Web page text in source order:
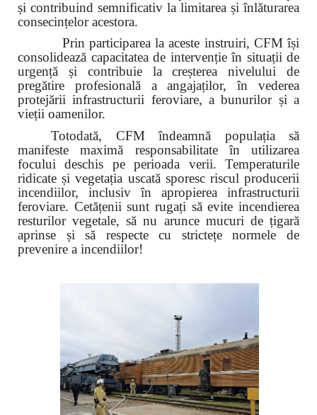
și contribuind semnificativ la limitarea și înlăturarea
consecințelor acestora.
Prin participarea la aceste instruiri, CFM își
consolidează capacitatea de intervenție în situații de
urgență și contribuie la creșterea nivelului de
pregătire profesională a angajaților, în vederea
protejării infrastructurii feroviare, a bunurilor și a
vieții oamenilor.
Totodată, CFM îndeamnă populația să
manifeste maximă responsabilitate în utilizarea
focului deschis pe perioada verii. Temperaturile
ridicate și vegetația uscată sporesc riscul producerii
incendiilor, inclusiv în apropierea infrastructurii
feroviare. Cetățenii sunt rugați să evite incendierea
resturilor vegetale, să nu arunce mucuri de țigară
aprinse și să respecte cu strictețe normele de
prevenire a incendiilor!